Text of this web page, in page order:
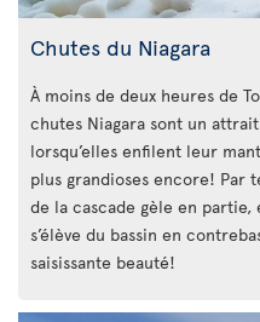
Chutes du Niagara
À moins de deux heures de
chutes Niagara sont un
lorsqu’elles enfilent leur
plus grandioses encore! Par
de la cascade gèle en
s’élève du bassin en
saisissante beauté!